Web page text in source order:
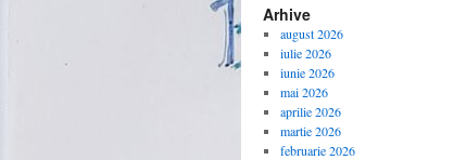
Arhive
august 2026
iulie 2026
iunie 2026
mai 2026
aprilie 2026
martie 2026
februarie 2026